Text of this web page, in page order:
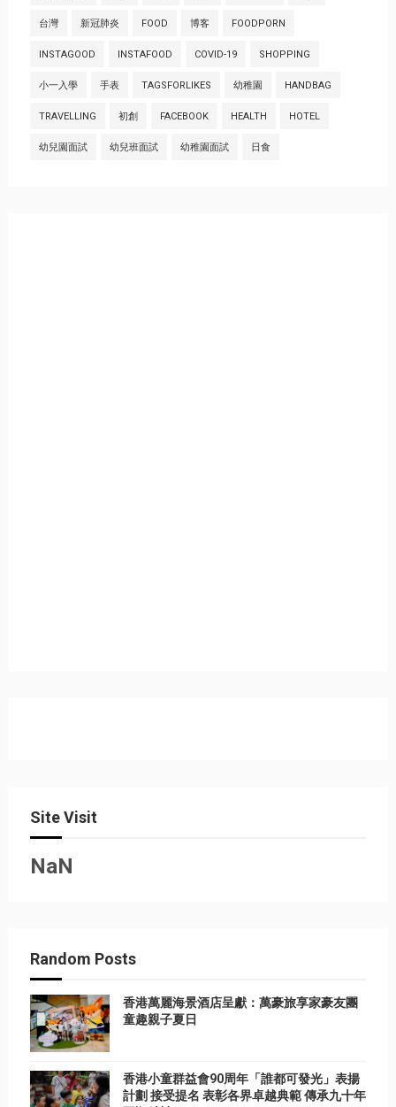
台灣 新冠肺炎 FOOD 博客 FOODPORN
INSTAGOOD INSTAFOOD COVID-19 SHOPPING
小一入學 手表 TAGSFORLIKES 幼稚園 HANDBAG
TRAVELLING 初創 FACEBOOK HEALTH HOTEL
幼兒園面試 幼兒班面試 幼稚園面試 日食
Site Visit
NaN
Random Posts
香港萬麗海景酒店呈獻：萬豪旅享家豪友團
童趣親子夏日
香港小童群益會90周年「誰都可發光」表揚
計劃 接受提名 表彰各界卓越典範 傳承九十年